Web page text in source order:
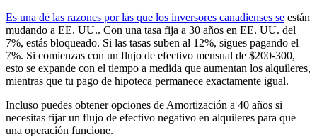
Es una de las razones por las que los inversores canadienses se están
mudando a EE. UU.. Con una tasa fija a 30 años en EE. UU. del
7%, estás bloqueado. Si las tasas suben al 12%, sigues pagando el
7%. Si comienzas con un flujo de efectivo mensual de $200-300,
esto se expande con el tiempo a medida que aumentan los alquileres,
mientras que tu pago de hipoteca permanece exactamente igual.
Incluso puedes obtener opciones de Amortización a 40 años si
necesitas fijar un flujo de efectivo negativo en alquileres para que
una operación funcione.